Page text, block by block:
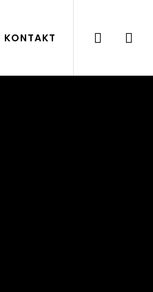
KONTAKT